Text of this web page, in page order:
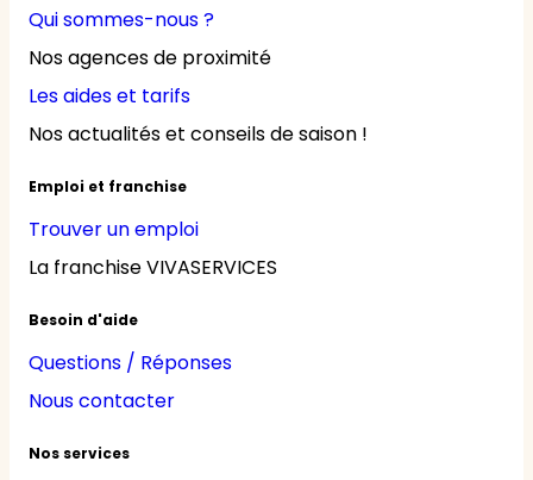
Qui sommes-nous ?
Nos agences de proximité
Les aides et tarifs
Nos actualités et conseils de saison !
Emploi et franchise
Trouver un emploi
La franchise VIVASERVICES
Besoin d'aide
Questions / Réponses
Nous contacter
Nos services